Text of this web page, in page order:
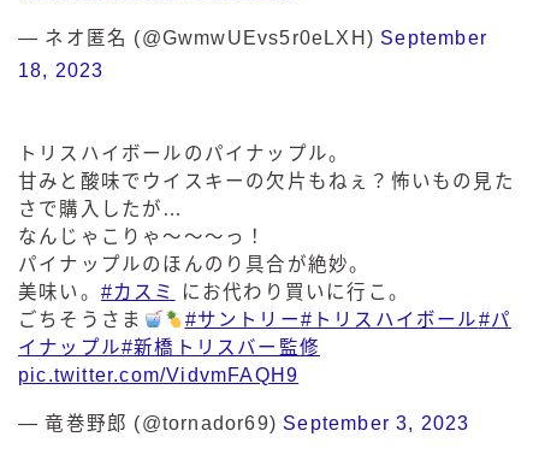
— ネオ匿名 (@GwmwUEvs5r0eLXH) September
18, 2023
トリスハイボールのパイナップル。
甘みと酸味でウイスキーの欠片もねぇ？怖いもの見た
さで購入したが…
なんじゃこりゃ〜〜〜っ！
パイナップルのほんのり具合が絶妙。
美味い。 #カスミ
にお代わり買いに行こ。
ごちそうさま
#サントリー#トリスハイボール#パ
イナップル#新橋トリスバー監修
pic.twitter.com/VidvmFAQH9
— 竜巻野郎 (@tornador69) September 3, 2023